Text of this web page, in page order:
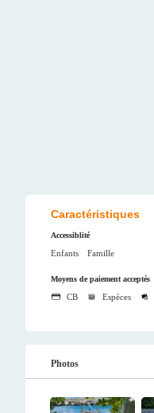
Caractéristiques
Accessiblité
Enfants Famille
Moyens de paiement acceptés
CB Espèces
Photos